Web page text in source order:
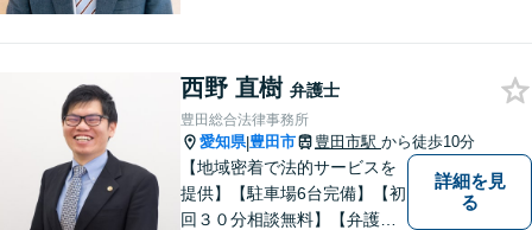
のお困りごとを迅速に解決い
たします。
西野 直樹 弁護士
豊田総合法律事務所
愛知県|豊田市 豊田市駅 から徒歩10分
【地域密着で法的サービスを
提供】【駐車場6台完備】【初
回３０分相談無料】【弁護士3
詳細を見
る